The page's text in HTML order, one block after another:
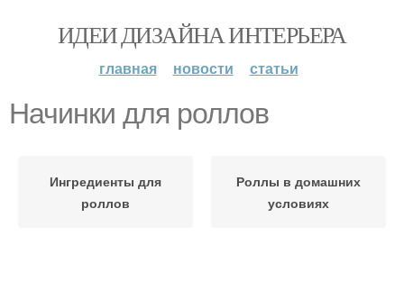
ИДЕИ ДИЗАЙНА ИНТЕРЬЕРА
главная новости статьи
Начинки для роллов
Ингредиенты для
роллов
Роллы в домашних
условиях